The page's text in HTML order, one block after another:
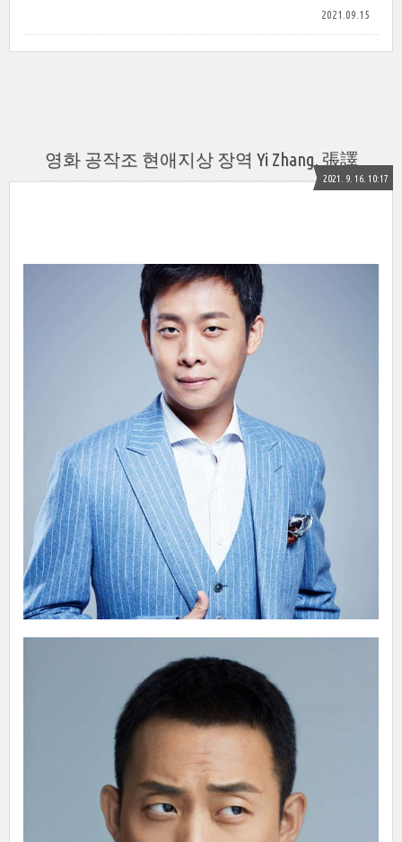
2021.09.15
영화 공작조 현애지상 장역 Yi Zhang, 張譯
2021. 9. 16. 10:17